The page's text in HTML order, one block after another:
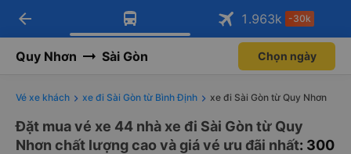
Tải app Vexere ngay!
Nhận ưu đãi thành viên độc
Mở app
Tải app Vexere
-30k/ghế khi đặt vé máy bay qua
Mở app
arrow_back 1.963k -30k
Quy Nhơn Sài Gòn Chọn ngày
Vé xe khách xe đi Sài Gòn từ Bình Định xe đi Sài Gòn từ Quy Nhơn
Đặt mua vé xe 44 nhà xe đi Sài Gòn từ Quy
Nhơn chất lượng cao và giá vé ưu đãi nhất: 300